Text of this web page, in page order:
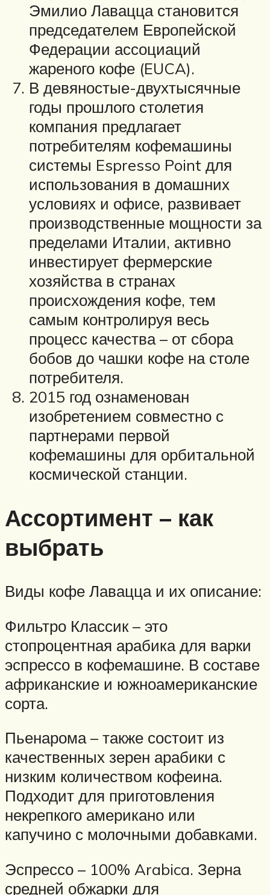
Эмилио Лавацца становится
председателем Европейской
Федерации ассоциаций
жареного кофе (EUCA).
В девяностые-двухтысячные
годы прошлого столетия
компания предлагает
потребителям кофемашины
системы Espresso Point для
использования в домашних
условиях и офисе, развивает
производственные мощности за
пределами Италии, активно
инвестирует фермерские
хозяйства в странах
происхождения кофе, тем
самым контролируя весь
процесс качества – от сбора
бобов до чашки кофе на столе
потребителя.
2015 год ознаменован
изобретением совместно с
партнерами первой
кофемашины для орбитальной
космической станции.
Ассортимент – как
выбрать
Виды кофе Лавацца и их описание:
Фильтро Классик – это
стопроцентная арабика для варки
эспрессо в кофемашине. В составе
африканские и южноамериканские
сорта.
Пьенарома – также состоит из
качественных зерен арабики с
низким количеством кофеина.
Подходит для приготовления
некрепкого американо или
капучино с молочными добавками.
Эспрессо – 100% Arabica. Зерна
средней обжарки для